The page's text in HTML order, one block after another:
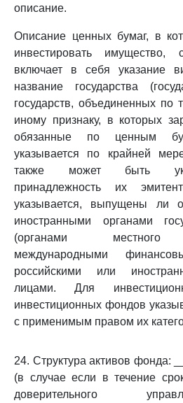
описание.
Описание ценных бумаг, в
инвестировать имущество,
включает в себя указание
название государства
государств, объединенных по
иному признаку, в которых
обязанные по ценным
указывается по крайней
также может быть
принадлежность их
указывается, выпущены ли
иностранными органами
(органами местного
международными
российскими или
лицами. Для
инвестиционных фондов
с применимым правом их
24. Структура активов фонда:
(в случае если в течение
доверительного